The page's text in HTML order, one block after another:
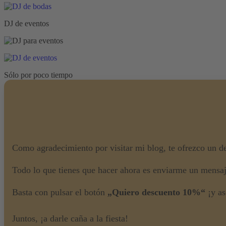
DJ de eventos
Sólo por poco tiempo
Como agradecimiento por visitar mi blog, te ofrezco un
Todo lo que tienes que hacer ahora es enviarme un
Basta con pulsar el botón „Quiero descuento 10%“ ¡y
Juntos, ¡a darle caña a la fiesta!